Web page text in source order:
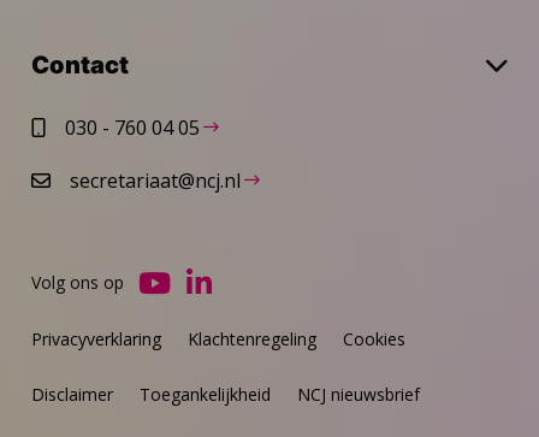
Contact
030 - 760 04 05
secretariaat@ncj.nl
Privacyverklaring Klachtenregeling Cookies
Disclaimer Toegankelijkheid NCJ nieuwsbrief
Volg ons op
Ga
YouTube
Ga
LinkedIn